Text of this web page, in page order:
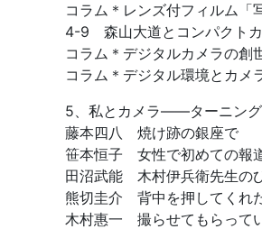
コラム＊レンズ付フィルム「
4-9 森山大道とコンパクト
コラム＊デジタルカメラの創
コラム＊デジタル環境とカメ
5、私とカメラ――ターニング
藤本四八 焼け跡の銀座で
笹本恒子 女性で初めての報
田沼武能 木村伊兵衛先生の
熊切圭介 背中を押してくれ
木村惠一 撮らせてもらって